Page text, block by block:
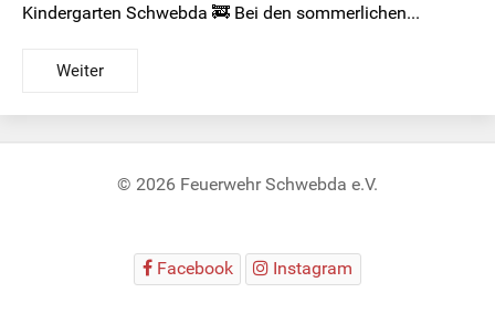
Kindergarten Schwebda 🚒 Bei den sommerlichen...
Weiter
© 2026 Feuerwehr Schwebda e.V.
Facebook Instagram